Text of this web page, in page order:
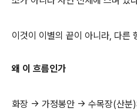
이것이 이별의 끝이 아니라, 다른
왜 이 흐름인가
화장 → 가정봉안 → 수목장(산분)